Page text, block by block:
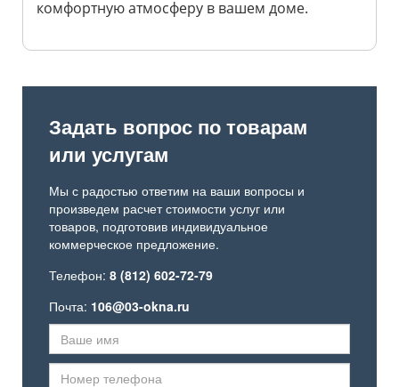
комфортную атмосферу в вашем доме.
Задать вопрос по товарам
или услугам
Мы с радостью ответим на ваши вопросы и
произведем расчет стоимости услуг или
товаров, подготовив индивидуальное
коммерческое предложение.
Телефон: 8 (812) 602-72-79
Почта: 106@03-okna.ru